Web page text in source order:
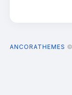
ANCORATHEMES